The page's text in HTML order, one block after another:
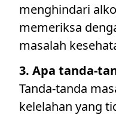
menghindari
memeriksa
masalah
3. Apa tanda-
Tanda-tanda
kelelahan yang